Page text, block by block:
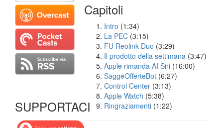
SUPPORTACI
Capitoli
Intro (1:34)
La PEC (3:15)
FU Reolink Duo (3:29)
Il prodotto della settimana (3:47)
Apple rimanda AI Siri (16:00)
SaggeOfferteBot (6:27)
Control Center (3:13)
Apple Watch (5:38)
Ringraziamenti (1:22)